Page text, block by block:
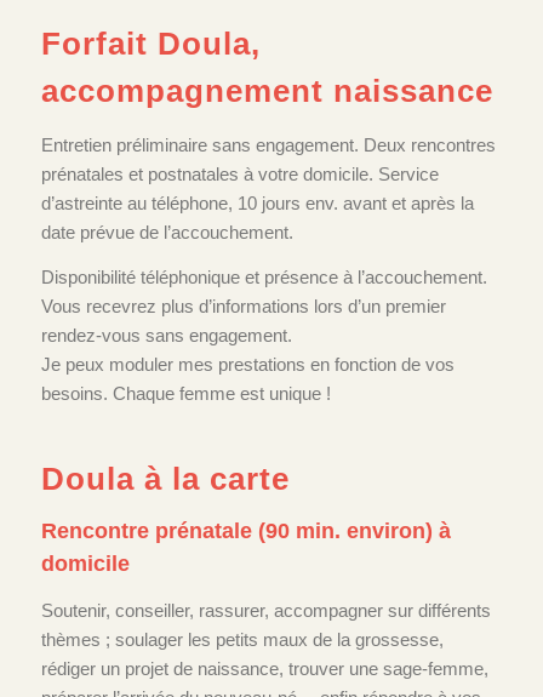
Forfait Doula,
accompagnement naissance
Entretien préliminaire sans engagement. Deux rencontres
prénatales et postnatales à votre domicile. Service
d’astreinte au téléphone, 10 jours env. avant et après la
date prévue de l’accouchement.
Disponibilité téléphonique et présence à l’accouchement.
Vous recevrez plus d’informations lors d’un premier
rendez-vous sans engagement.
Je peux moduler mes prestations en fonction de vos
besoins. Chaque femme est unique !
Doula à la carte
Rencontre prénatale (90 min. environ) à
domicile
Soutenir, conseiller, rassurer, accompagner sur différents
thèmes ; soulager les petits maux de la grossesse,
rédiger un projet de naissance, trouver une sage-femme,